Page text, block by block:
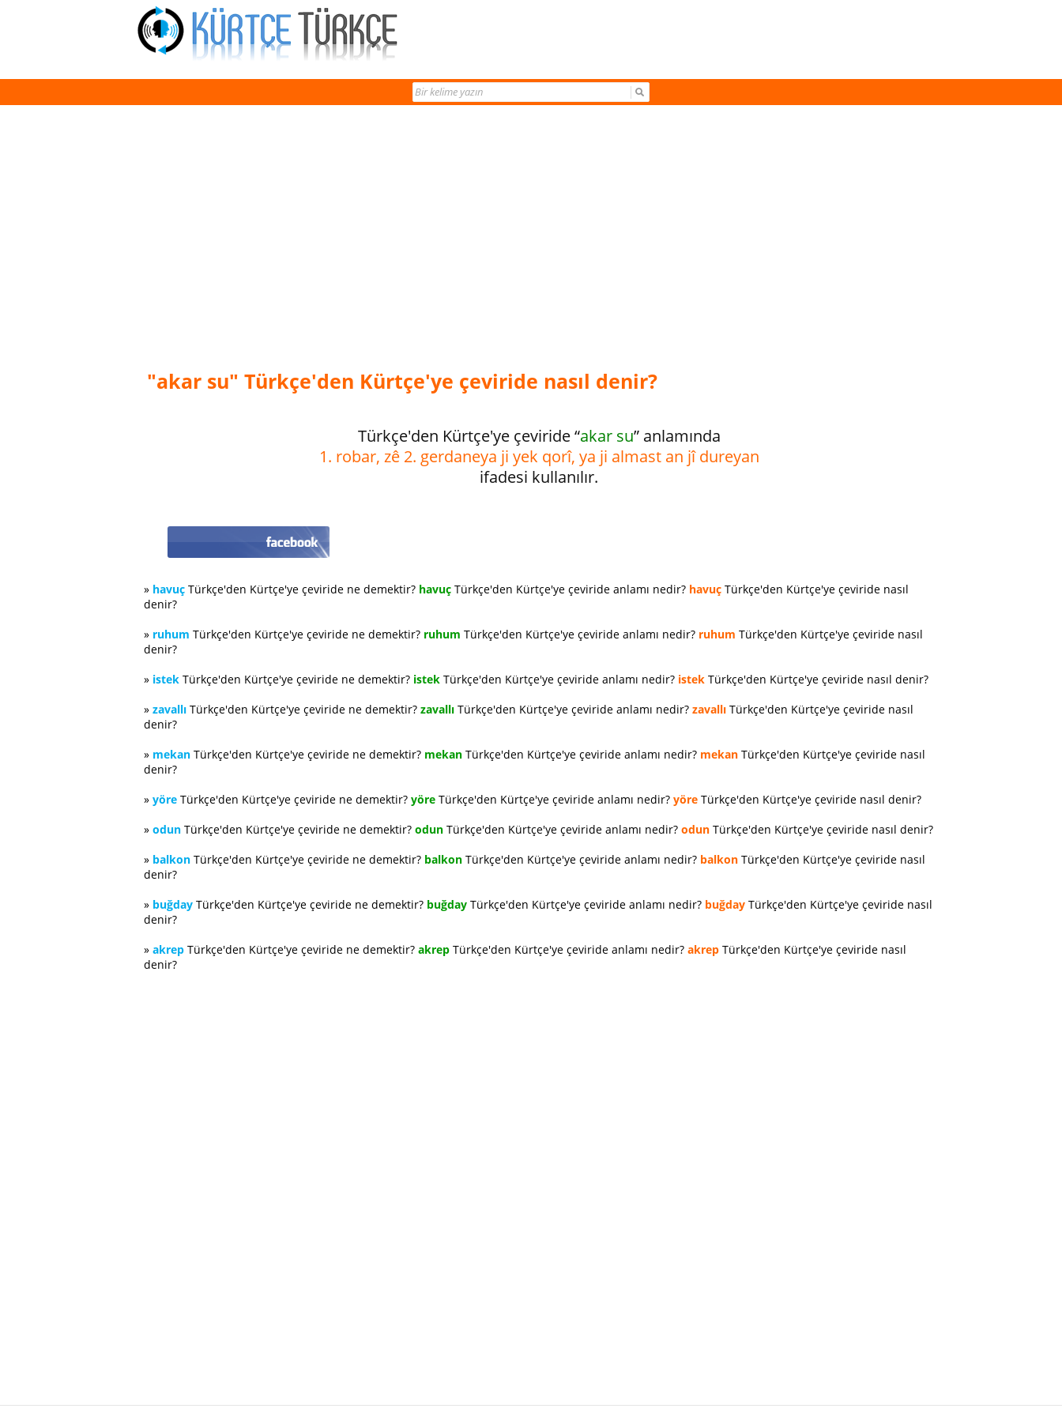
"akar su" Türkçe'den Kürtçe'ye çeviride nasıl denir?
Türkçe'den Kürtçe'ye çeviride “akar su” anlamında
1. robar, zê 2. gerdaneya ji yek qorî, ya ji almast an jî dureyan
ifadesi kullanılır.
» havuç Türkçe'den Kürtçe'ye çeviride ne demektir? havuç Türkçe'den Kürtçe'ye çeviride anlamı nedir? havuç Türkçe'den Kürtçe'ye çeviride nasıl
denir?
» ruhum Türkçe'den Kürtçe'ye çeviride ne demektir? ruhum Türkçe'den Kürtçe'ye çeviride anlamı nedir? ruhum Türkçe'den Kürtçe'ye çeviride nasıl
denir?
» istek Türkçe'den Kürtçe'ye çeviride ne demektir? istek Türkçe'den Kürtçe'ye çeviride anlamı nedir? istek Türkçe'den Kürtçe'ye çeviride nasıl denir?
» zavallı Türkçe'den Kürtçe'ye çeviride ne demektir? zavallı Türkçe'den Kürtçe'ye çeviride anlamı nedir? zavallı Türkçe'den Kürtçe'ye çeviride nasıl
denir?
» mekan Türkçe'den Kürtçe'ye çeviride ne demektir? mekan Türkçe'den Kürtçe'ye çeviride anlamı nedir? mekan Türkçe'den Kürtçe'ye çeviride nasıl
denir?
» yöre Türkçe'den Kürtçe'ye çeviride ne demektir? yöre Türkçe'den Kürtçe'ye çeviride anlamı nedir? yöre Türkçe'den Kürtçe'ye çeviride nasıl denir?
» odun Türkçe'den Kürtçe'ye çeviride ne demektir? odun Türkçe'den Kürtçe'ye çeviride anlamı nedir? odun Türkçe'den Kürtçe'ye çeviride nasıl denir?
» balkon Türkçe'den Kürtçe'ye çeviride ne demektir? balkon Türkçe'den Kürtçe'ye çeviride anlamı nedir? balkon Türkçe'den Kürtçe'ye çeviride nasıl
denir?
» buğday Türkçe'den Kürtçe'ye çeviride ne demektir? buğday Türkçe'den Kürtçe'ye çeviride anlamı nedir? buğday Türkçe'den Kürtçe'ye çeviride nasıl
denir?
» akrep Türkçe'den Kürtçe'ye çeviride ne demektir? akrep Türkçe'den Kürtçe'ye çeviride anlamı nedir? akrep Türkçe'den Kürtçe'ye çeviride nasıl
denir?